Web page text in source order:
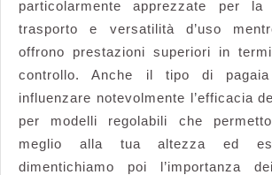
particolarmente apprezzate per
trasporto e versatilità d’uso
offrono prestazioni superiori in
controllo. Anche il tipo di
influenzare notevolmente l’efficacia
per modelli regolabili che
meglio alla tua altezza ed
dimentichiamo poi l’importanza